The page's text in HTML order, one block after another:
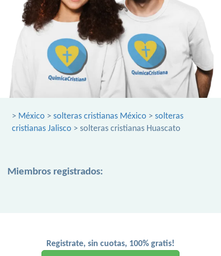
> México > solteras cristianas México > solteras
cristianas Jalisco > solteras cristianas Huascato
Miembros registrados:
Registrate, sin cuotas, 100% gratis!